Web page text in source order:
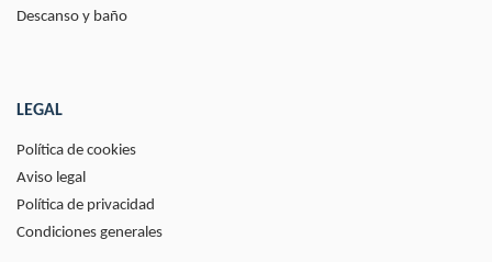
Descanso y baño
LEGAL
Política de cookies
Aviso legal
Política de privacidad
Condiciones generales